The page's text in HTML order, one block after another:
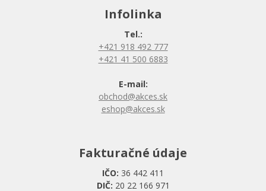
Infolinka
Tel.:
+421 918 492 777
+421 41 500 6883
E-mail:
obchod@akces.sk
eshop@akces.sk
Fakturačné údaje
IČO: 36 442 411
DIČ: 20 22 166 971